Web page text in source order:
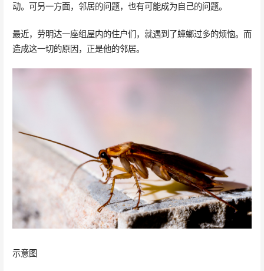
动。可另一方面，邻居的问题，也有可能成为自己的问题。
最近，劳明达一座组屋内的住户们，就遇到了蟑螂过多的烦恼。而
造成这一切的原因，正是他的邻居。
示意图